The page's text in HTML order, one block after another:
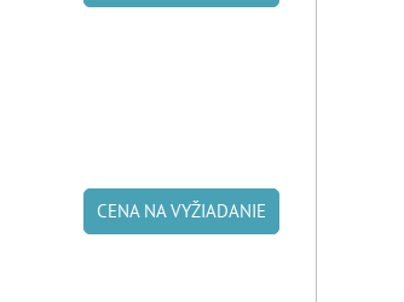
CENA NA VYŽIADANIE